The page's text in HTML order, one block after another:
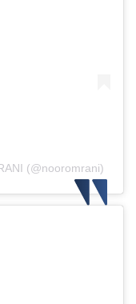
(@nooromrani)